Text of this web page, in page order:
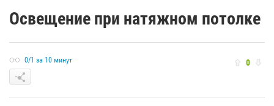
Освещение при натяжном потолке
0/1 за 10 минут 0